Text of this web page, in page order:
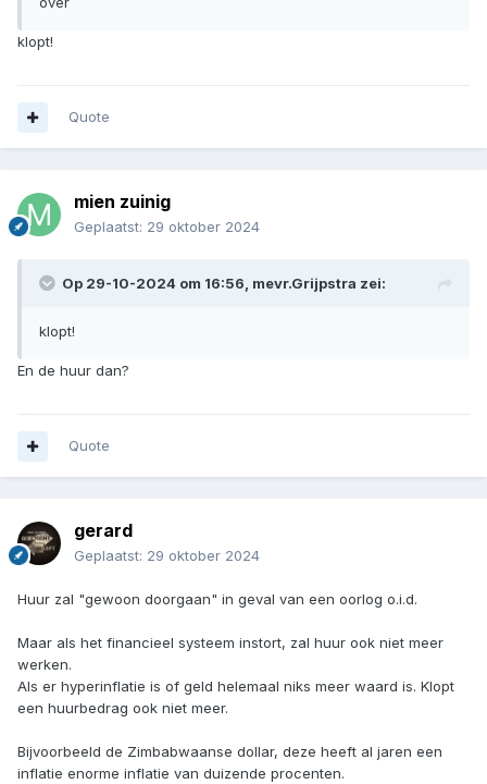
klopt!
Quote
mien zuinig
Geplaatst: 29 oktober 2024
Op 29-10-2024 om 16:56, mevr.Grijpstra zei:
klopt!
En de huur dan?
Quote
gerard
Geplaatst: 29 oktober 2024
Huur zal "gewoon doorgaan" in geval van een oorlog o.i.d.
Maar als het financieel systeem instort, zal huur ook niet meer
werken.
Als er hyperinflatie is of geld helemaal niks meer waard is. Klopt
een huurbedrag ook niet meer.
Bijvoorbeeld de Zimbabwaanse dollar, deze heeft al jaren een
inflatie enorme inflatie van duizende procenten.